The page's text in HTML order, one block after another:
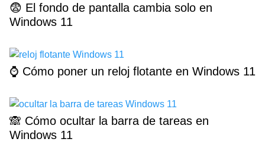
😨 El fondo de pantalla cambia solo en
Windows 11
⌚ Cómo poner un reloj flotante en Windows 11
🙈 Cómo ocultar la barra de tareas en
Windows 11